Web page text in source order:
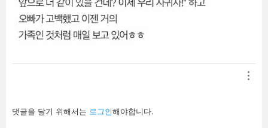
답
글
댓글을 달기 위해서는 로그인해야합니다.